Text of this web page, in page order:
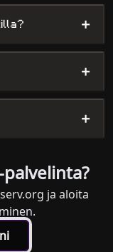
+
+
+
ja aloita